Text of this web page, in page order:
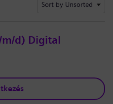
Sort by Unsorted
d) Digital